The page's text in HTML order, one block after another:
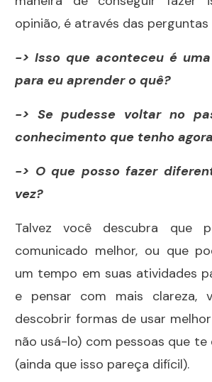
opinião, é através das
-> Isso que aconteceu é
para eu aprender o quê?
-> Se pudesse voltar no
conhecimento que tenho
-> Oque posso fazer
vez?
Talvez você descubra que
comunicado melhor, ou que
um tempo em suas atividades
e pensar com mais clareza,
descobrir formas de usar
não usá-lo) com pessoas que te
(ainda que isso pareça difícil).